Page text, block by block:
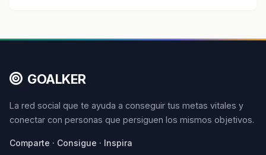
GOALKER
La red social que te ayuda a conseguir tus metas vitales y
conectar con personas que persiguen los mismos objetivos.
Comparte · Consigue · Inspira